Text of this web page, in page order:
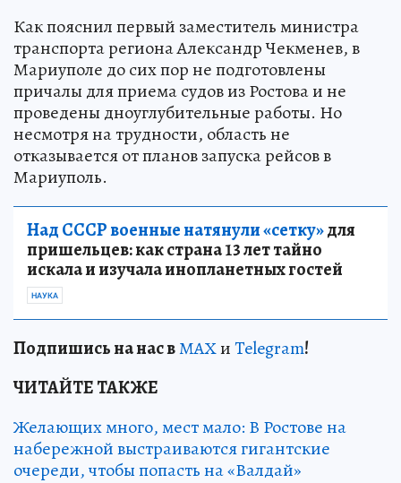
Как пояснил первый заместитель министра
транспорта региона Александр Чекменев, в
Мариуполе до сих пор не подготовлены
причалы для приема судов из Ростова и не
проведены дноуглубительные работы. Но
несмотря на трудности, область не
отказывается от планов запуска рейсов в
Мариуполь.
Над СССР военные натянули «сетку»для
пришельцев: как страна 13 лет тайно
искала и изучала инопланетных гостей
НАУКА
Подпишись на нас вМАХиTelegram!
ЧИТАЙТЕ ТАКЖЕ
Желающих много, мест мало: В Ростове на
набережной выстраиваются гигантские
очереди, чтобы попасть на «Валдай»